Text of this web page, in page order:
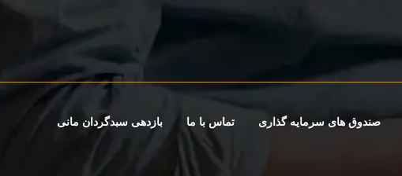
صندوق های سرمایه گذاری تماس با ما بازدهی سبدگردان مانی